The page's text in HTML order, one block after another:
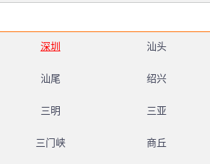
深圳 汕头
汕尾 绍兴
三明 三亚
三门峡 商丘